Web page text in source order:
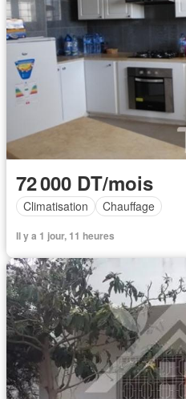
72 000 DT/mois
Climatisation Chauffage
Il y a 1 jour, 11 heures